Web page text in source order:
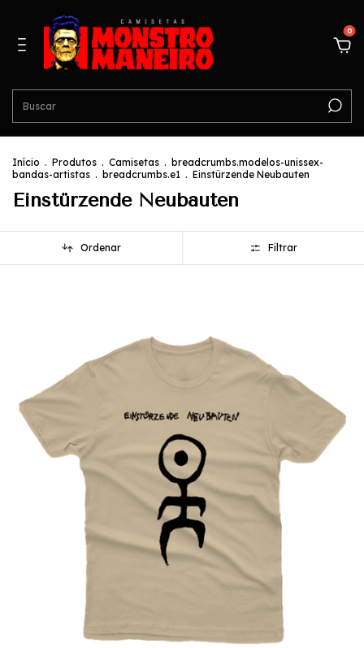
0
Início . Produtos . Camisetas . breadcrumbs.modelos-unissex-
bandas-artistas . breadcrumbs.e1 . Einstürzende Neubauten
Einstürzende Neubauten
Ordenar Filtrar